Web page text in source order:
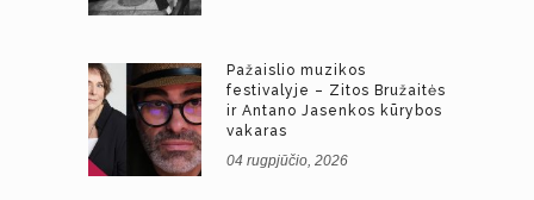
Pažaislio muzikos
festivalyje – Zitos Bružaitės
ir Antano Jasenkos kūrybos
vakaras
04 rugpjūčio, 2026